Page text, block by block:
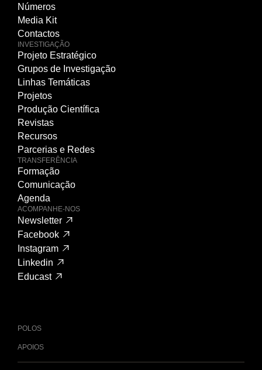
Números
Media Kit
Contactos
INVESTIGAÇÃO
Projeto Estratégico
Grupos de Investigação
Linhas Temáticas
Projetos
Produção Científica
Revistas
Recursos
Parcerias e Redes
TRANSFERÊNCIA
Formação
Comunicação
Agenda
ACOMPANHE-NOS
Newsletter
Facebook
Instagram
Linkedin
Educast
POLOS
APOIOS